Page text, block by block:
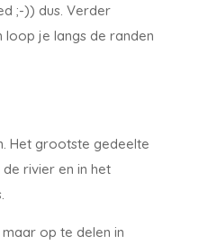
;-)) dus. Verder
loop je langs de randen
Het grootste gedeelte
rivier en in het
op te delen in